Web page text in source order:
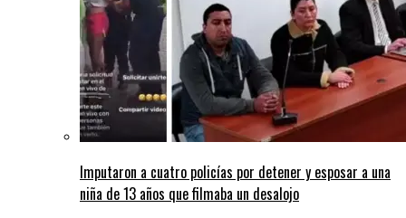
Imputaron a cuatro policías por detener y esposar a una
niña de 13 años que filmaba un desalojo